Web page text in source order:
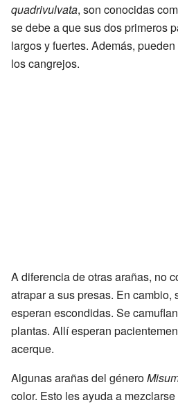
quadrivulvata, son conocidas
se debe a que sus dos primeros
largos y fuertes. Además,
los cangrejos.
A diferencia de otras arañas, no
atrapar a sus presas. En cambio,
esperan escondidas. Se
plantas. Allí esperan
acerque.
Algunas arañas del género
color. Esto les ayuda a